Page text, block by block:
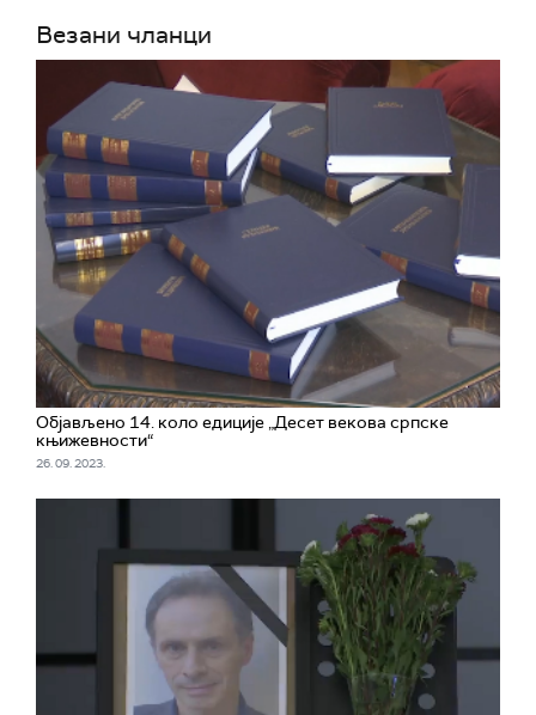
Везани чланци
Објављено 14. коло едиције „Десет векова српске
књижевности“
26. 09. 2023.